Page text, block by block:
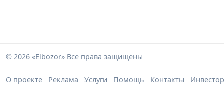
© 2026 «Elbozor» Все права защищены
О проекте Реклама Услуги Помощь Контакты